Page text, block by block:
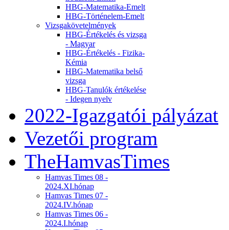
HBG-Matematika-Emelt
HBG-Történelem-Emelt
Vizsgakövetelmények
HBG-Értékelés és vizsga
- Magyar
HBG-Értékelés - Fizika-
Kémia
HBG-Matematika belső
vizsga
HBG-Tanulók értékelése
- Idegen nyelv
2022-Igazgatói pályázat
Vezetői program
TheHamvasTimes
Hamvas Times 08 -
2024.XI.hónap
Hamvas Times 07 -
2024.IV.hónap
Hamvas Times 06 -
2024.I.hónap